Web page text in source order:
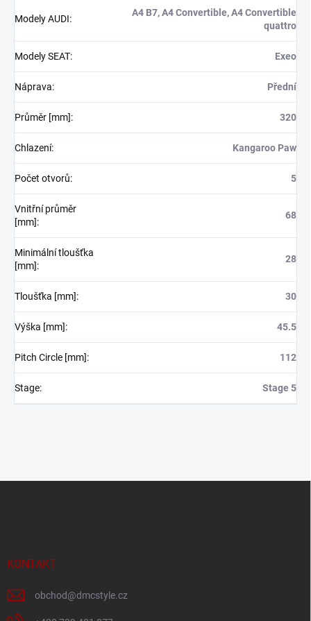
Modely AUDI:
A4 B7, A4 Convertible, A4 Convertible
quattro
Modely SEAT: Exeo
Náprava: Přední
Průměr [mm]: 320
Chlazení: Kangaroo Paw
Počet otvorů: 5
Vnitřní průměr
[mm]:
68
Minimální tloušťka
[mm]:
28
Tloušťka [mm]: 30
Výška [mm]: 45.5
Pitch Circle [mm]: 112
Stage: Stage 5
KONTAKT
obchod@dmcstyle.cz